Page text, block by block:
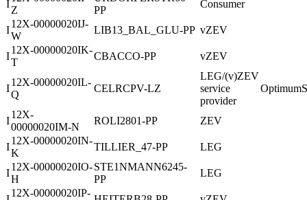
I
Z
PP
Consumer
I
12X-00000020IJ-
W
LIB13_BAL_GLU-PP vZEV
I
12X-00000020IK-
T
CBACCO-PP vZEV
I
12X-00000020IL-
Q
CELRCPV-LZ
LEG/(v)ZEV
service
provider
I
12X-
00000020IM-N
ROLI2801-PP ZEV
I
12X-00000020IN-
K
TILLIER_47-PP LEG
I
12X-00000020IO-
H
STE1NMANN6245-
PP
LEG
12X-00000020IP-